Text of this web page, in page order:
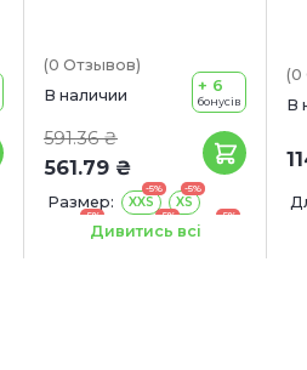
(0 Отзывов)
В наличии
591.36 ₴
561.79 ₴
+ 6
бонусів
Размер:
-5%
XXS
-5%
XS
-5% -5%
Medium
-5%
Large
-5%
Дивитись всі
(0
В